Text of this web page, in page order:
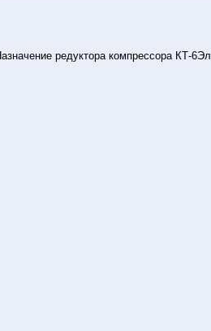
редуктора компрессора КТ-6Эл